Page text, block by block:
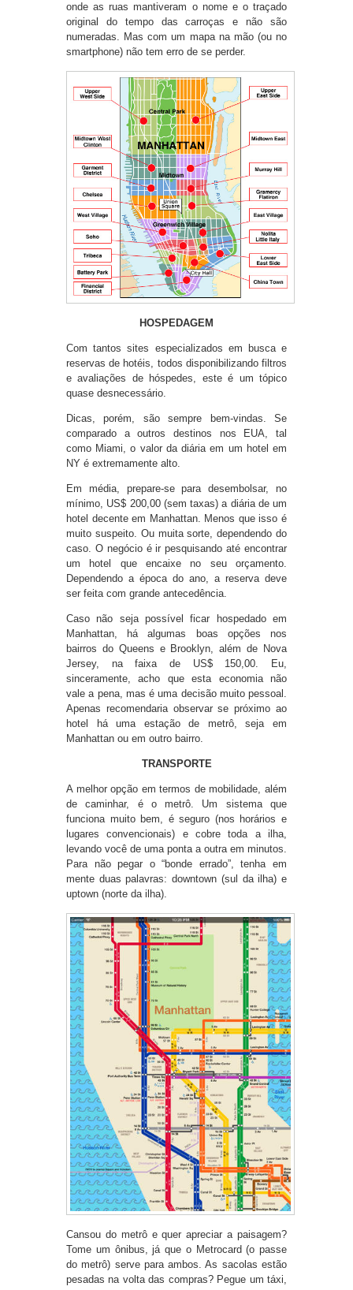
onde as ruas mantiveram o nome e o traçado
original do tempo das carroças e não são
numeradas. Mas com um mapa na mão (ou no
smartphone) não tem erro de se perder.
HOSPEDAGEM
Com tantos sites especializados em busca e
reservas de hotéis, todos disponibilizando filtros
e avaliações de hóspedes, este é um tópico
quase desnecessário.
Dicas, porém, são sempre bem-vindas. Se
comparado a outros destinos nos EUA, tal
como Miami, o valor da diária em um hotel em
NY é extremamente alto.
Em média, prepare-se para desembolsar, no
mínimo, US$ 200,00 (sem taxas) a diária de um
hotel decente em Manhattan. Menos que isso é
muito suspeito. Ou muita sorte, dependendo do
caso. O negócio é ir pesquisando até encontrar
um hotel que encaixe no seu orçamento.
Dependendo a época do ano, a reserva deve
ser feita com grande antecedência.
Caso não seja possível ficar hospedado em
Manhattan, há algumas boas opções nos
bairros do Queens e Brooklyn, além de Nova
Jersey, na faixa de US$ 150,00. Eu,
sinceramente, acho que esta economia não
vale a pena, mas é uma decisão muito pessoal.
Apenas recomendaria observar se próximo ao
hotel há uma estação de metrô, seja em
Manhattan ou em outro bairro.
TRANSPORTE
A melhor opção em termos de mobilidade, além
de caminhar, é o metrô. Um sistema que
funciona muito bem, é seguro (nos horários e
lugares convencionais) e cobre toda a ilha,
levando você de uma ponta a outra em minutos.
Para não pegar o “bonde errado”, tenha em
mente duas palavras: downtown (sul da ilha) e
uptown (norte da ilha).
Cansou do metrô e quer apreciar a paisagem?
Tome um ônibus, já que o Metrocard (o passe
do metrô) serve para ambos. As sacolas estão
pesadas na volta das compras? Pegue um táxi,